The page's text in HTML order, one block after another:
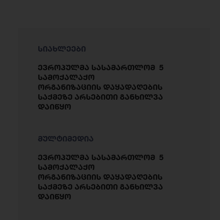
სიახლეები
ევროპულმა სასამართლომ 5
სამოქალაქო
ორგანიზაციის დაყადაღების
საქმეზე არსებითი განხილვა
დაიწყო
მულტიმედია
ევროპულმა სასამართლომ 5
სამოქალაქო
ორგანიზაციის დაყადაღების
საქმეზე არსებითი განხილვა
დაიწყო